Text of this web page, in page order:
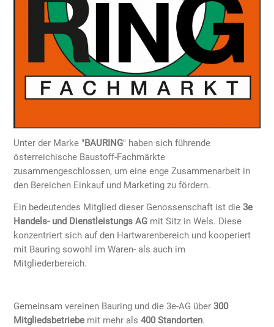
Unter der Marke "BAURING" haben sich führende
österreichische Baustoff-Fachmärkte
zusammengeschlossen, um eine enge Zusammenarbeit in
den Bereichen Einkauf und Marketing zu fördern.
Ein bedeutendes Mitglied dieser Genossenschaft ist die3e
Handels- und Dienstleistungs AG mit Sitz in Wels. Diese
konzentriert sich auf den Hartwarenbereich und kooperiert
mit Bauring sowohl im Waren- als auch im
Mitgliederbereich.
Gemeinsam vereinen Bauring und die 3e-AG über300
Mitgliedsbetriebe mit mehr als400 Standorten.